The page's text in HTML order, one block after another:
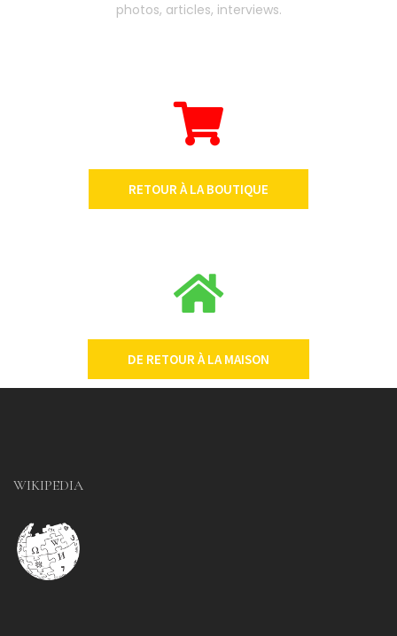
photos, articles, interviews.
RETOUR À LA BOUTIQUE
DE RETOUR À LA MAISON
WIKIPEDIA